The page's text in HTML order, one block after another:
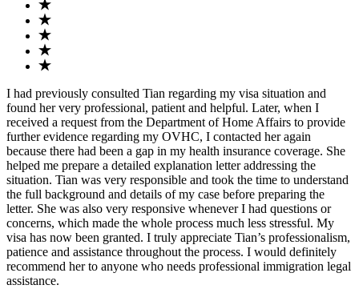
I had previously consulted Tian regarding my visa situation and
found her very professional, patient and helpful. Later, when I
received a request from the Department of Home Affairs to provide
further evidence regarding my OVHC, I contacted her again
because there had been a gap in my health insurance coverage. She
helped me prepare a detailed explanation letter addressing the
situation. Tian was very responsible and took the time to understand
the full background and details of my case before preparing the
letter. She was also very responsive whenever I had questions or
concerns, which made the whole process much less stressful. My
visa has now been granted. I truly appreciate Tian’s professionalism,
patience and assistance throughout the process. I would definitely
recommend her to anyone who needs professional immigration legal
assistance.